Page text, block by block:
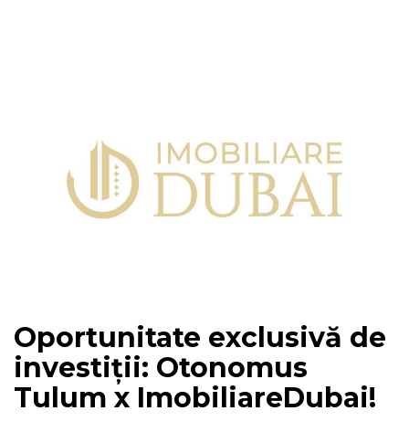
Oportunitate exclusivă de
investiții: Otonomus
Tulum x ImobiliareDubai!